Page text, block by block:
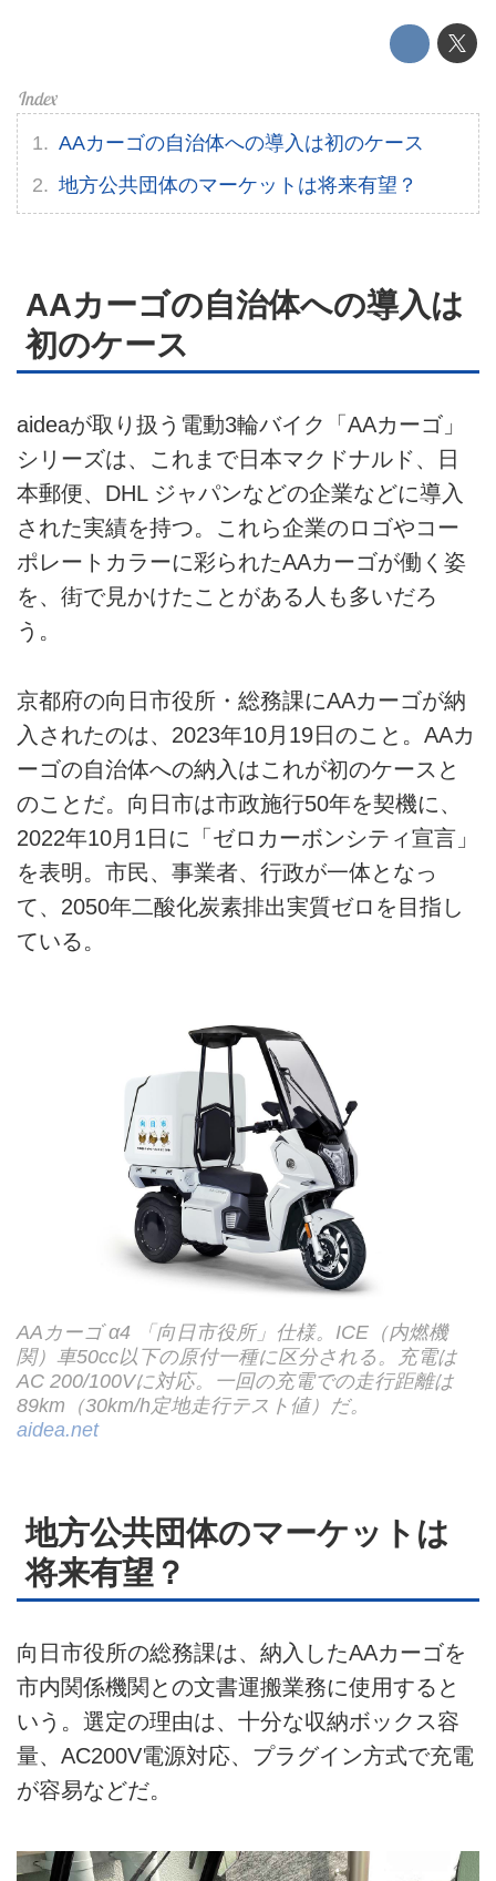
ライター名簿
広告掲載について
AAカーゴの自治体への導入は初のケース
地方公共団体のマーケットは将来有望？
AAカーゴの自治体への導入は
初のケース
aideaが取り扱う電動3輪バイク「AAカーゴ」
シリーズは、これまで日本マクドナルド、日
本郵便、DHL ジャパンなどの企業などに導入
された実績を持つ。これら企業のロゴやコー
ポレートカラーに彩られたAAカーゴが働く姿
を、街で見かけたことがある人も多いだろ
う。
京都府の向日市役所・総務課にAAカーゴが納
入されたのは、2023年10月19日のこと。AAカ
ーゴの自治体への納入はこれが初のケースと
のことだ。向日市は市政施行50年を契機に、
2022年10月1日に「ゼロカーボンシティ宣言」
を表明。市民、事業者、行政が一体となっ
て、2050年二酸化炭素排出実質ゼロを目指し
ている。
AAカーゴ α4 「向日市役所」仕様。ICE（内燃機
関）車50cc以下の原付一種に区分される。充電は
AC 200/100Vに対応。一回の充電での走行距離は
89km（30km/h定地走行テスト値）だ。
aidea.net
地方公共団体のマーケットは
将来有望？
向日市役所の総務課は、納入したAAカーゴを
市内関係機関との文書運搬業務に使用すると
いう。選定の理由は、十分な収納ボックス容
量、AC200V電源対応、プラグイン方式で充電
が容易などだ。